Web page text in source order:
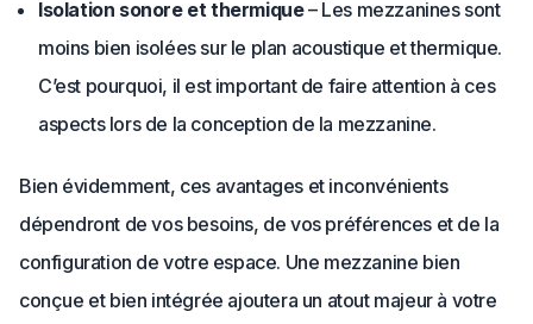
Isolation sonore et thermique– Les mezzanines sont
moins bien isolées sur le plan acoustique et thermique.
C’est pourquoi, il est important de faire attention à ces
aspects lors de la conception de la mezzanine.
Bien évidemment, ces avantages et inconvénients
dépendront de vos besoins, de vos préférences et de la
configuration de votre espace. Une mezzanine bien
conçue et bien intégrée ajoutera un atout majeur à votre